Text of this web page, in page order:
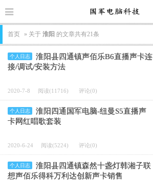
首页 » 关于 淮阳 的文章共有21条
个人日志
淮阳县四通镇声佰乐B6直播声卡连
接/调试/安装方法
2020-7-8 阅读(11716) 评论(0)
个人日志
淮阳四通国军电脑-纽曼S5直播声
卡网红唱歌套装
2020-6-24 阅读(5224) 评论(0)
个人日志
淮阳县四通镇森然十盏灯韩湘子联
想声佰乐得科万利达创新声卡销售